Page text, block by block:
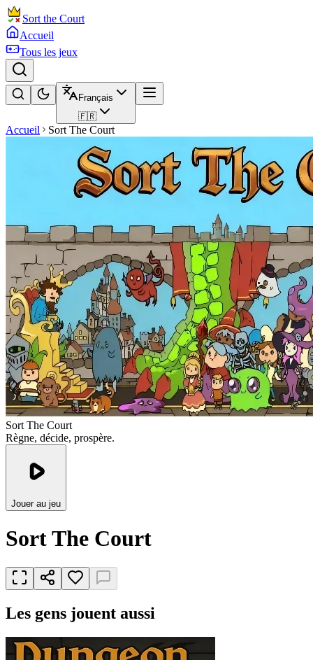
Sort the Court
Accueil
Tous les jeux
Français
🇫🇷
Accueil Sort The Court
Sort The Court
Règne, décide, prospère.
Jouer au jeu
Sort The Court
Les gens jouent aussi